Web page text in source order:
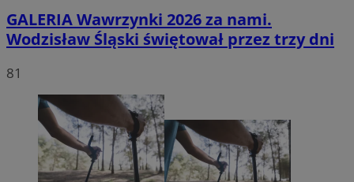
GALERIAWawrzynki 2026 za nami.
Wodzisław Śląski świętował przez trzy dni
81